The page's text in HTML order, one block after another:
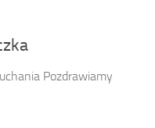
Pozdrawiamy